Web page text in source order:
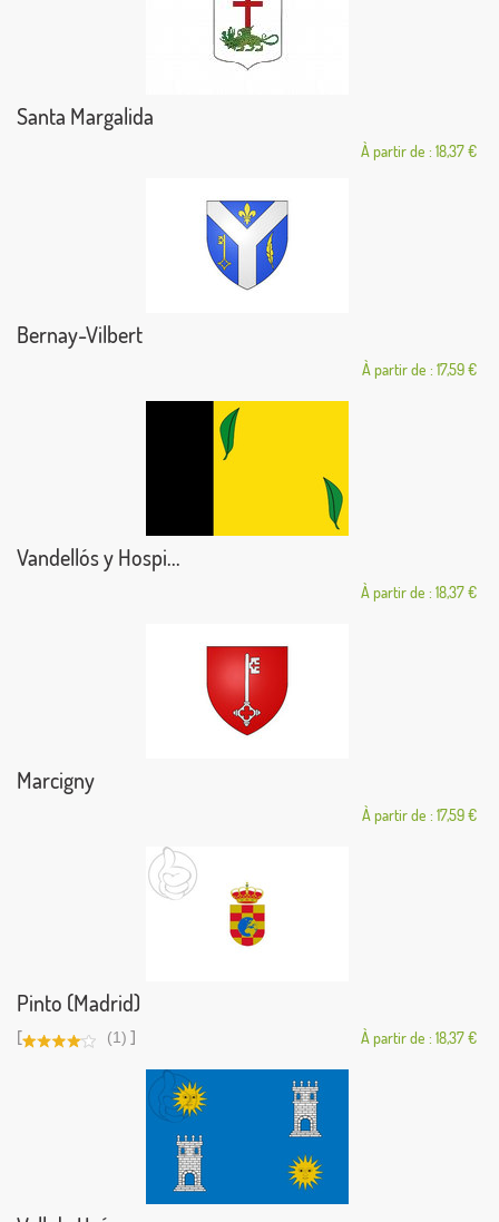
Santa Margalida
À partir de : 18,37 €
Bernay-Vilbert
À partir de : 17,59 €
Vandellós y Hospi...
À partir de : 18,37 €
Marcigny
À partir de : 17,59 €
Pinto (Madrid)
[ (1) ] À partir de : 18,37 €